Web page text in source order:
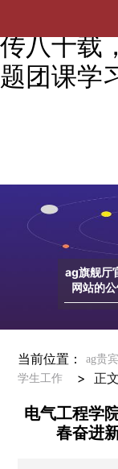
传八十载
题团课学
ag旗舰厅
网站的
当前位置： ag贵
学生工作 > 正文
电气工程学
春奋进